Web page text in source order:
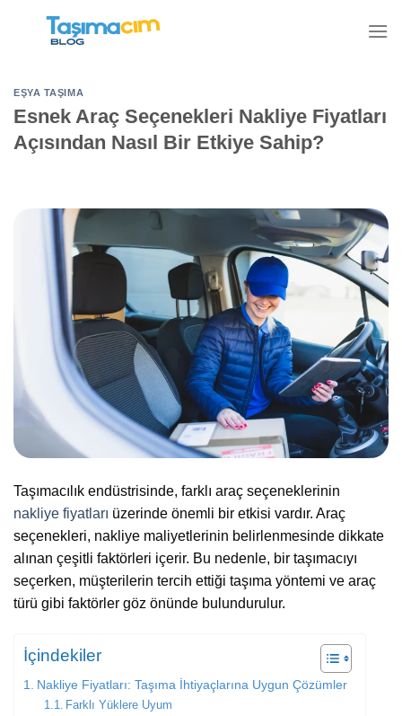
EŞYA TAŞIMA
Esnek Araç Seçenekleri Nakliye Fiyatları
Açısından Nasıl Bir Etkiye Sahip?
Taşımacılık endüstrisinde, farklı araç seçeneklerinin
nakliye fiyatları üzerinde önemli bir etkisi vardır. Araç
seçenekleri, nakliye maliyetlerinin belirlenmesinde dikkate
alınan çeşitli faktörleri içerir. Bu nedenle, bir taşımacıyı
seçerken, müşterilerin tercih ettiği taşıma yöntemi ve araç
türü gibi faktörler göz önünde bulundurulur.
İçindekiler
Nakliye Fiyatları: Taşıma İhtiyaçlarına Uygun Çözümler
Farklı Yüklere Uyum